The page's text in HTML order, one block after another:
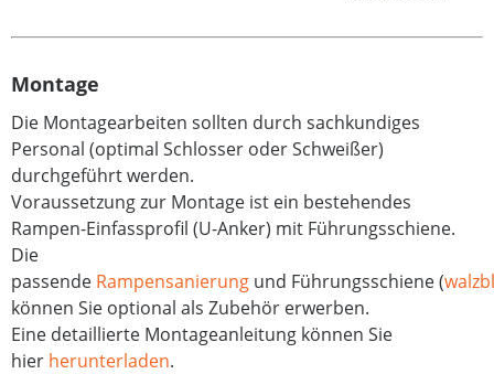
Montage
Die Montagearbeiten sollten durch sachkundiges
Personal (optimal Schlosser oder Schweißer)
durchgeführt werden.
Voraussetzung zur Montage ist ein bestehendes
Rampen-Einfassprofil (U-Anker) mit Führungsschiene.
Die
passende Rampensanierung und Führungsschiene (
können Sie optional als Zubehör erwerben.
Eine detaillierte Montageanleitung können Sie
hier herunterladen.